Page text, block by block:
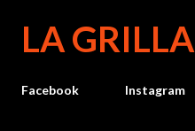
LA GRILLA
Facebook Instagram